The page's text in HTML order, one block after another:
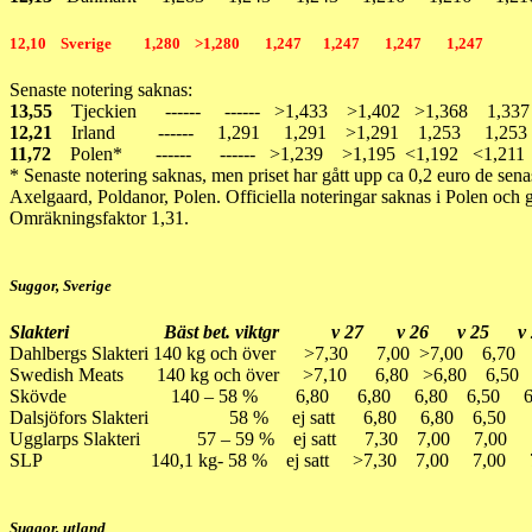
12,10 Sverige 1,280 >1,280 1,247 1,247 1,247 1,247
Senaste notering saknas:
13,55 Tjeckien ------ ------ >1,433 >1,402 >1,368 1,337
12,21 Irland ------ 1,291 1,291 >1,291 1,253
11,72 Polen* ------ ------ >1,239 >1,195 <1,192
* Senaste notering saknas, men priset har gått upp ca 0,2 euro de
Axelgaard, Poldanor, Polen. Officiella noteringar saknas i Polen och
Omräkningsfaktor 1,31.
Suggor, Sverige
Slakteri Bäst bet. viktgr v 27 v 26 v 25
Dahlbergs Slakteri 140 kg och över >7,30 7,00 >7,00
Swedish Meats 140 kg och över >7,10 6,80 >6,80
Skövde 140 – 58 % 6,80 6,80 6,80 6,50
Dalsjöfors Slakteri 58 % ej satt 6,80 6,80 6,50
Ugglarps Slakteri 57 – 59 % ej satt 7,30 7,00 7,00
SLP 140,1 kg- 58 % ej satt >7,30 7,00 7,00
Suggor, utland